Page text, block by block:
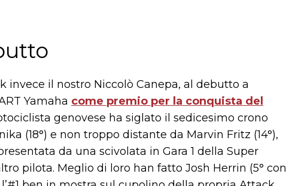
invece il nostro Niccolò Canepa, al debutto a
Yamaha come premio per la conquista del
genovese ha siglato il sedicesimo crono
(18°) e non troppo distante da Marvin Fritz (14°),
da una scivolata in Gara 1 della Super
pilota. Meglio di loro han fatto Josh Herrin (5° con